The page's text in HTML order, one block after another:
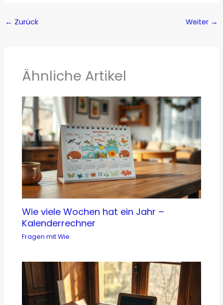
← Zurück Weiter →
Ähnliche Artikel
Wie viele Wochen hat ein Jahr –
Kalenderrechner
Fragen mit Wie